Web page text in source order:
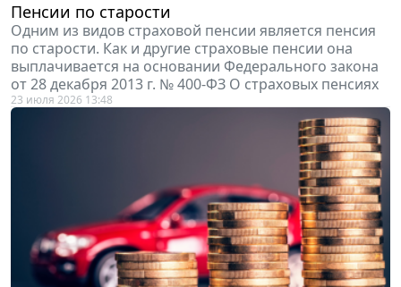
Пенсии по старости
Одним из видов страховой пенсии является пенсия
по старости. Как и другие страховые пенсии она
выплачивается на основании Федерального закона
от 28 декабря 2013 г. № 400-ФЗ О страховых пенсиях
23 июля 2026 13:48